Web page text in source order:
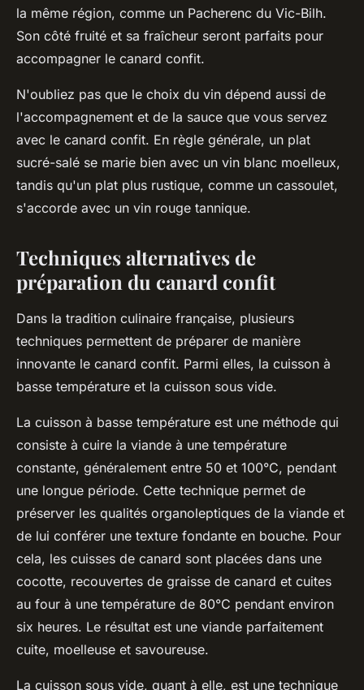
la même région, comme un Pacherenc du Vic-Bilh.
Son côté fruité et sa fraîcheur seront parfaits pour
accompagner le canard confit.
N'oubliez pas que le choix du vin dépend aussi de
l'accompagnement et de la sauce que vous servez
avec le canard confit. En règle générale, un plat
sucré-salé se marie bien avec un vin blanc moelleux,
tandis qu'un plat plus rustique, comme un cassoulet,
s'accorde avec un vin rouge tannique.
Techniques alternatives de
préparation du canard confit
Dans la tradition culinaire française, plusieurs
techniques permettent de préparer de manière
innovante le canard confit. Parmi elles, la cuisson à
basse température et la cuisson sous vide.
La cuisson à basse température est une méthode qui
consiste à cuire la viande à une température
constante, généralement entre 50 et 100°C, pendant
une longue période. Cette technique permet de
préserver les qualités organoleptiques de la viande et
de lui conférer une texture fondante en bouche. Pour
cela, les cuisses de canard sont placées dans une
cocotte, recouvertes de graisse de canard et cuites
au four à une température de 80°C pendant environ
six heures. Le résultat est une viande parfaitement
cuite, moelleuse et savoureuse.
La cuisson sous vide, quant à elle, est une technique